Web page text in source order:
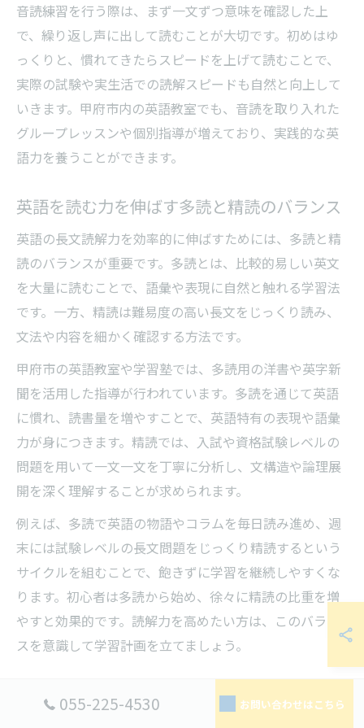
音読練習を行う際は、まず一文ずつ意味を確認した上
で、繰り返し声に出して読むことが大切です。初めはゆ
っくりと、慣れてきたらスピードを上げて読むことで、
実際の試験や実生活での読解スピードも自然と向上して
いきます。甲府市内の英語教室でも、音読を取り入れた
グループレッスンや個別指導が増えており、実践的な英
語力を養うことができます。
英語を読む力を伸ばす多読と精読のバランス
英語の長文読解力を効率的に伸ばすためには、多読と精
読のバランスが重要です。多読とは、比較的易しい英文
を大量に読むことで、語彙や表現に自然と触れる学習法
です。一方、精読は難易度の高い長文をじっくり読み、
文法や内容を細かく確認する方法です。
甲府市の英語教室や学習塾では、多読用の洋書や英字新
聞を活用した指導が行われています。多読を通じて英語
に慣れ、読書量を増やすことで、英語特有の表現や語彙
力が身につきます。精読では、入試や資格試験レベルの
問題を用いて一文一文を丁寧に分析し、文構造や論理展
開を深く理解することが求められます。
例えば、多読で英語の物語やコラムを毎日読み進め、週
末には試験レベルの長文問題をじっくり精読するという
サイクルを組むことで、飽きずに学習を継続しやすくな
ります。初心者は多読から始め、徐々に精読の比重を増
やすと効果的です。読解力を高めたい方は、このバラン
スを意識して学習計画を立てましょう。
英語学習で注目される要約トレーニングの効
055-225-4530 お問い合わせはこちら